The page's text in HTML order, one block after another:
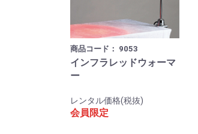
商品コード： 9053
インフラレッドウォーマ
ー
レンタル価格(税抜)
会員限定